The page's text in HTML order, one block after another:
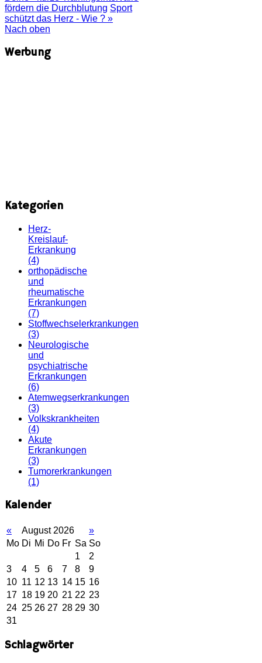
fördern die Durchblutung Sport
schützt das Herz - Wie ? »
Nach oben
Werbung
Kategorien
Herz-
Kreislauf-
Erkrankung
(4)
orthopädische
und
rheumatische
Erkrankungen
(7)
Stoffwechselerkrankungen
(3)
Neurologische
und
psychiatrische
Erkrankungen
(6)
Atemwegserkrankungen
(3)
Volkskrankheiten
(4)
Akute
Erkrankungen
(3)
Tumorerkrankungen
(1)
Kalender
« August 2026
»
Mo Di Mi Do Fr Sa So
1
2
3
4 5 6 7 8
9
10 11 12 13 14 15 16
17 18 19 20 21 22 23
24 25 26 27 28 29 30
31
Schlagwörter